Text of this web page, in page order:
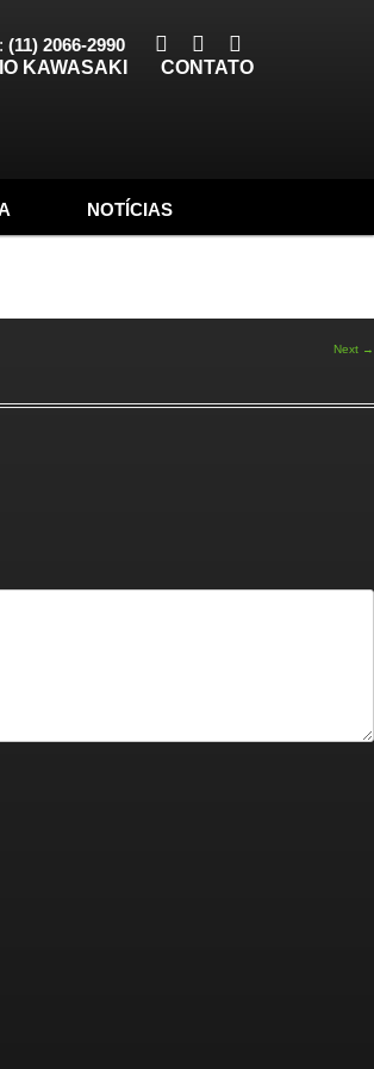
(11) 2066-2990
KAWASAKI CONTATO
NOTÍCIAS
Next →